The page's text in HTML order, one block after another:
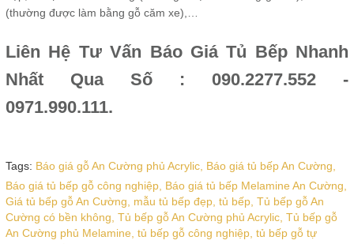
(thường được làm bằng gỗ căm xe),…
Liên Hệ Tư Vấn Báo Giá Tủ Bếp Nhanh
Nhất Qua Số : 090.2277.552 -
0971.990.111.
Tags: Báo giá gỗ An Cường phủ Acrylic, Báo giá tủ bếp An Cường,
Báo giá tủ bếp gỗ công nghiệp, Báo giá tủ bếp Melamine An Cường,
Giá tủ bếp gỗ An Cường, mẫu tủ bếp đẹp, tủ bếp, Tủ bếp gỗ An
Cường có bền không, Tủ bếp gỗ An Cường phủ Acrylic, Tủ bếp gỗ
An Cường phủ Melamine, tủ bếp gỗ công nghiệp, tủ bếp gỗ tự